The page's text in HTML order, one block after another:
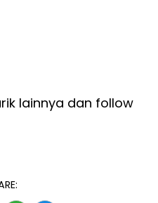
lainnya dan follow